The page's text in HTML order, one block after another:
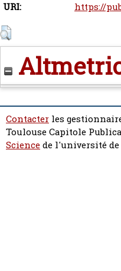
URI:
https://
Contacter les
Toulouse Capitole
Sciencede l'université